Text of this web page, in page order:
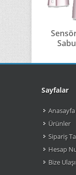
Sayfalar
Anasayfa
Ürünler
Sipariş
Hesap
Bize